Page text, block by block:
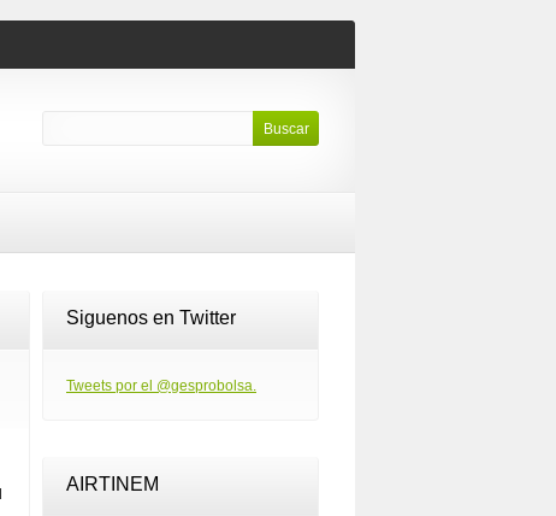
Siguenos en Twitter
Tweets por el @gesprobolsa.
AIRTINEM